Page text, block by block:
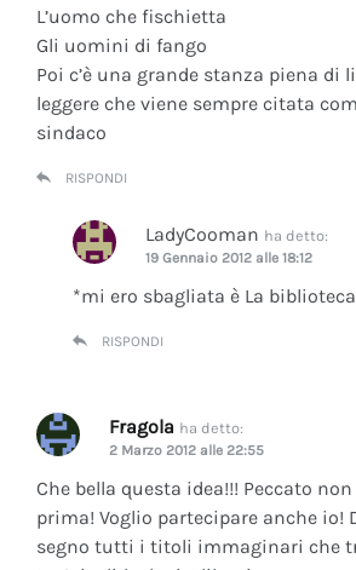
L’uomo che fischietta
Gli uomini di fango
Poi c’è una grande stanza piena di
leggere che viene sempre citata
sindaco
RISPONDI
LadyCooman ha detto:
19 Gennaio 2012 alle 18:12
*mi ero sbagliata è La
RISPONDI
Fragola ha detto:
2 Marzo 2012 alle 22:55
Che bella questa idea!!! Peccato
prima! Voglio partecipare anche io!
segno tutti i titoli immaginari che